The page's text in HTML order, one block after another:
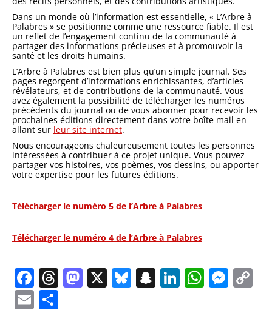
Dans un monde où l’information est essentielle, « L’Arbre à
Palabres » se positionne comme une ressource fiable. Il est
un reflet de l’engagement continu de la communauté à
partager des informations précieuses et à promouvoir la
santé et les droits humains.
L’Arbre à Palabres est bien plus qu’un simple journal. Ses
pages regorgent d’informations enrichissantes, d’articles
révélateurs, et de contributions de la communauté. Vous
avez également la possibilité de télécharger les numéros
précédents du journal ou de vous abonner pour recevoir les
prochaines éditions directement dans votre boîte mail en
allant sur leur site internet.
Nous encourageons chaleureusement toutes les personnes
intéressées à contribuer à ce projet unique. Vous pouvez
partager vos histoires, vos poèmes, vos dessins, ou apporter
votre expertise pour les futures éditions.
Télécharger le numéro 5 de l’Arbre à Palabres
Télécharger le numéro 4 de l’Arbre à Palabres
Facebook
Threads
Mastodon
X Bluesky
Snapchat
LinkedIn
Email